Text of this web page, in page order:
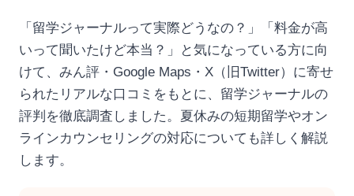
「留学ジャーナルって実際どうなの？」「料金が高
いって聞いたけど本当？」と気になっている方に向
けて、みん評・Google Maps・X（旧Twitter）に寄せ
られたリアルな口コミをもとに、留学ジャーナルの
評判を徹底調査しました。夏休みの短期留学やオン
ラインカウンセリングの対応についても詳しく解説
します。